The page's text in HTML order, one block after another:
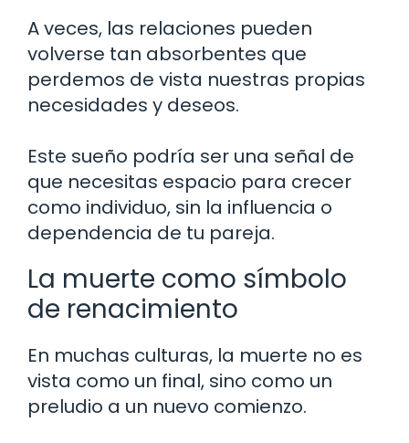
A veces, las relaciones pueden
volverse tan absorbentes que
perdemos de vista nuestras propias
necesidades y deseos.
Este sueño podría ser una señal de
que necesitas espacio para crecer
como individuo, sin la influencia o
dependencia de tu pareja.
La muerte como símbolo
de renacimiento
En muchas culturas, la muerte no es
vista como un final, sino como un
preludio a un nuevo comienzo.